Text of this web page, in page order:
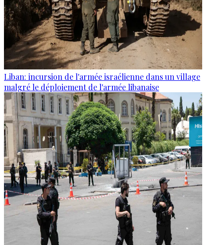
Liban: incursion de l'armée israélienne dans un village
malgré le déploiement de l'armée libanaise